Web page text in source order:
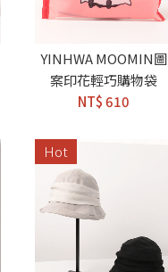
YINHWA MOOMIN圖
案印花輕巧購物袋
NT$ 610
Hot